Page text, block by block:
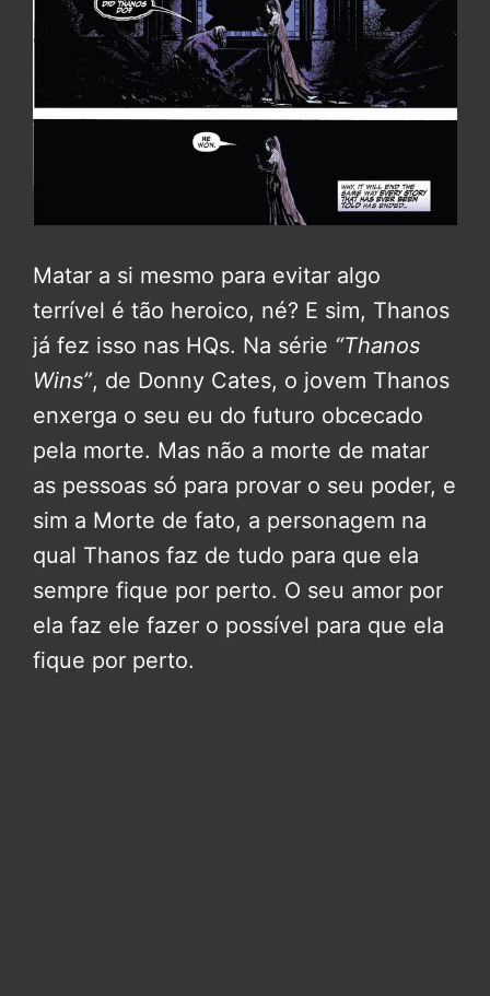
Matar a si mesmo para evitar algo
terrível é tão heroico, né? E sim, Thanos
já fez isso nas HQs. Na série “Thanos
Wins”, de Donny Cates, o jovem Thanos
enxerga o seu eu do futuro obcecado
pela morte. Mas não a morte de matar
as pessoas só para provar o seu poder, e
sim a Morte de fato, a personagem na
qual Thanos faz de tudo para que ela
sempre fique por perto. O seu amor por
ela faz ele fazer o possível para que ela
fique por perto.